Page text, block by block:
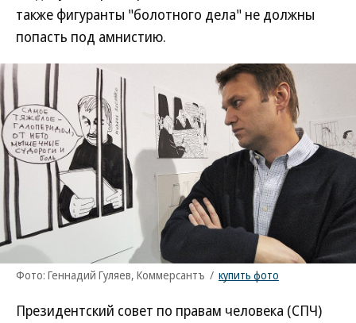
также фигуранты "болотного дела" не должны
попасть под амнистию.
Фото: Геннадий Гуляев, Коммерсантъ / купить фото
Президентский совет по правам человека (СПЧ)